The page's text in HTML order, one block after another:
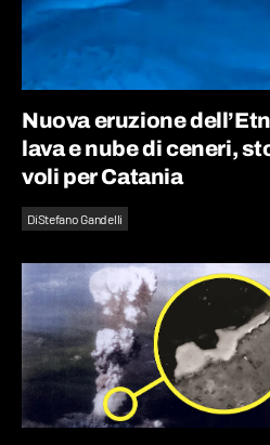
Nuova eruzione
lava e nube di ceneri,
voli per Catania
DiStefano Gandelli